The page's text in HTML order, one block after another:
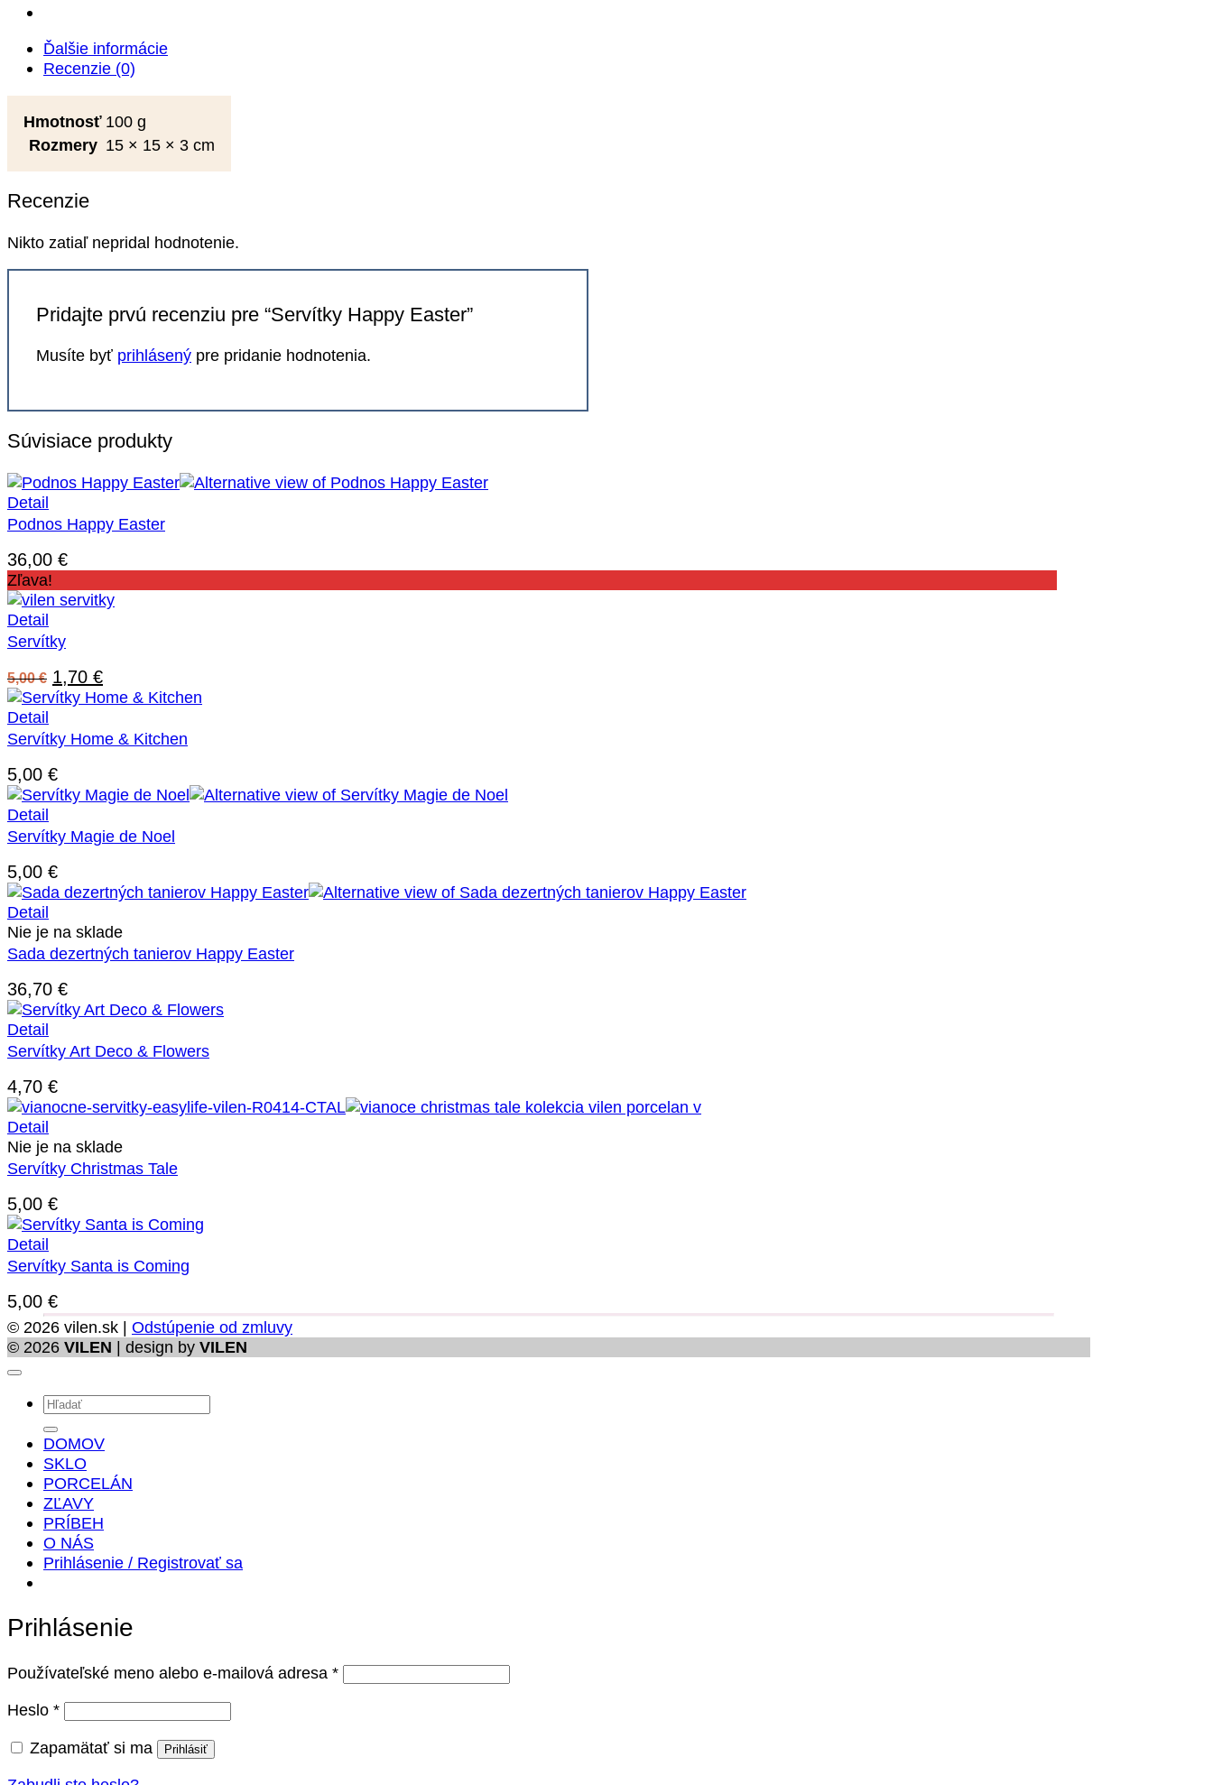
Ďalšie informácie
Recenzie (0)
Hmotnosť 100 g
Rozmery 15 × 15 × 3 cm
Recenzie
Nikto zatiaľ nepridal hodnotenie.
Pridajte prvú recenziu pre “Servítky Happy Easter”
Musíte byť prihlásený pre pridanie hodnotenia.
Súvisiace produkty
Detail
Podnos Happy Easter
36,00 €
Zľava!
Detail
Servítky
5,00€ Pôvodná
cena
bola:
5,00 €.
1,70 €Aktuálna
cena
je:
1,70 €.
Detail
Servítky Home & Kitchen
5,00 €
Detail
Servítky Magie de Noel
5,00 €
Detail
Nie je na sklade
Sada dezertných tanierov Happy Easter
36,70 €
Detail
Servítky Art Deco & Flowers
4,70 €
Detail
Nie je na sklade
Servítky Christmas Tale
5,00 €
Detail
Servítky Santa is Coming
5,00 €
© 2026 vilen.sk | Odstúpenie od zmluvy
© 2026 VILEN | design by VILEN
Hľadať:
DOMOV
SKLO
PORCELÁN
ZĽAVY
PRÍBEH
O NÁS
Prihlásenie / Registrovať sa
Prihlásenie
Používateľské meno alebo e-mailová adresa *Povinné
Heslo *Povinné
Zapamätať si ma Prihlásiť